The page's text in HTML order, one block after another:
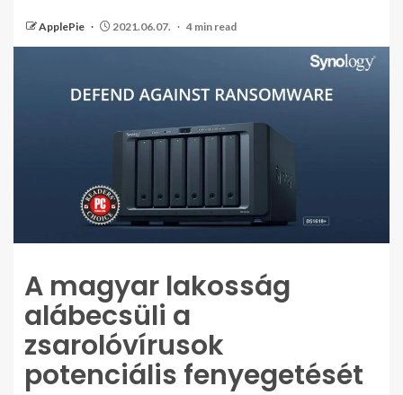
ApplePie 2021.06.07. 4 min read
A magyar lakosság
alábecsüli a
zsarolóvírusok
potenciális fenyegetését